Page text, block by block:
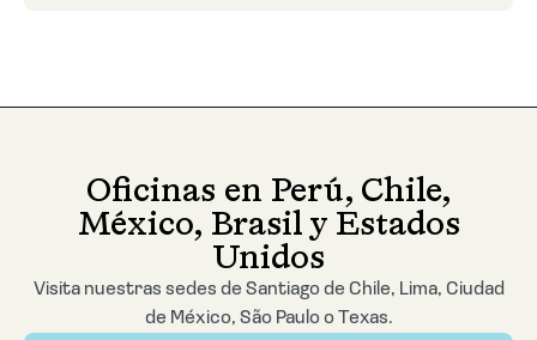
Oficinas en Perú, Chile,
México, Brasil y Estados
Unidos
Visita nuestras sedes de Santiago de Chile, Lima, Ciudad
de México, São Paulo o Texas.